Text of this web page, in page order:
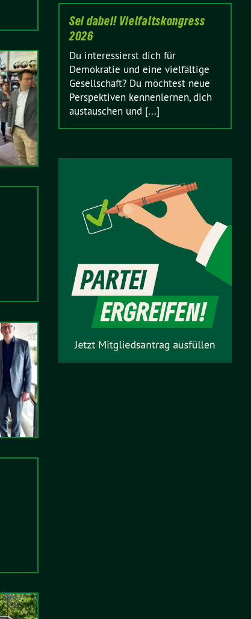
Sei dabei! Vielfaltskongress
2026
Du interessierst dich für
Demokratie und eine vielfältige
Gesellschaft? Du möchtest neue
Perspektiven kennenlernen, dich
austauschen und [...]